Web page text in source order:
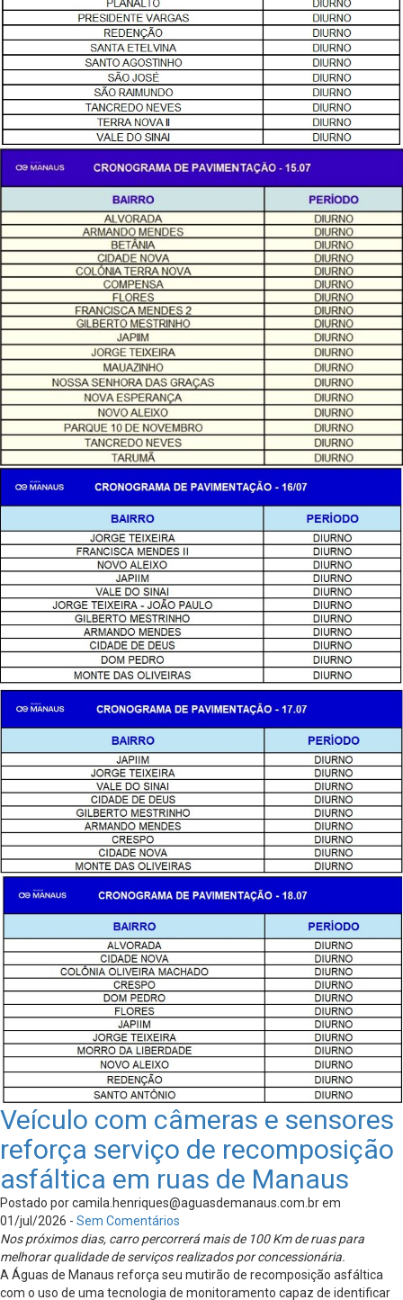
Veículo com câmeras e sensores
reforça serviço de recomposição
asfáltica em ruas de Manaus
Postado porcamila.henriques@aguasdemanaus.com.brem
01/jul/2026 - Sem Comentários
Nos próximos dias, carro percorrerá mais de 100 Km de ruas para
melhorar qualidade de serviços realizados por concessionária.
A Águas de Manaus reforça seu mutirão de recomposição asfáltica
com o uso de uma tecnologia de monitoramento capaz de identificar